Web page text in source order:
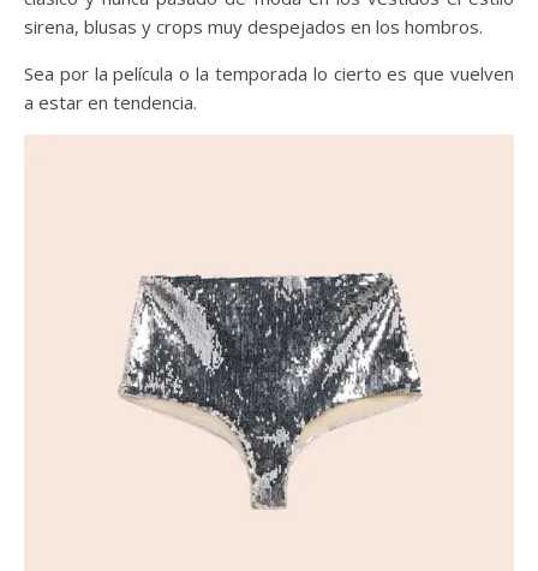
sirena, blusas y crops muy despejados en los hombros.
Sea por la película o la temporada lo cierto es que vuelven
a estar en tendencia.